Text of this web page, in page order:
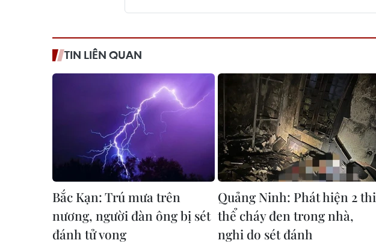
TIN LIÊN QUAN
Bắc Kạn: Trú mưa trên
nương, người đàn ông bị sét
đánh tử vong
Quảng Ninh: Phát hiện 2 thi
thể cháy đen trong nhà,
nghi do sét đánh